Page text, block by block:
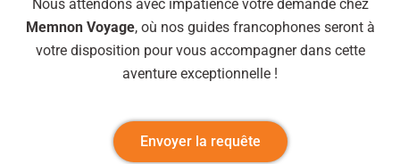
Nous attendons avec impatience votre demande chez
Memnon Voyage, où nos guides francophones seront à
votre disposition pour vous accompagner dans cette
aventure exceptionnelle !
Envoyer la requête